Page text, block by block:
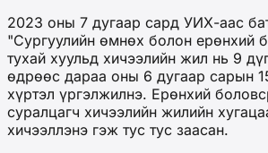
2023 оны 7 дугаар сард УИХ-аас
"Сургуулийн өмнөх болон ерөнхий
тухай хуульд хичээлийн жил нь 9
өдрөөс дараа оны 6 дугаар сарын
хүртэл үргэлжилнэ. Ерөнхий
суралцагч хичээлийн жилийн
хичээллэнэ гэж тус тус заасан.